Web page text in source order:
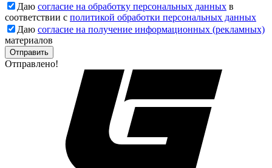
Даю согласие на обработку персональных данных в
соответствии с политикой обработки персональных данных
Даю согласие на получение информационных (рекламных)
материалов
Отправлено!